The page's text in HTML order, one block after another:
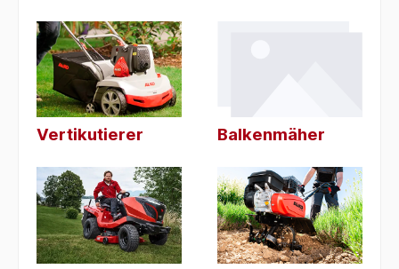
Vertikutierer Balkenmäher